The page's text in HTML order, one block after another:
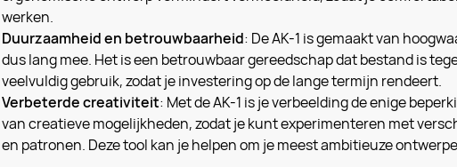
werken.
Duurzaamheid en betrouwbaarheid: De AK-1 is gemaakt van
dus lang mee. Het is een betrouwbaar gereedschap dat bestand is
veelvuldig gebruik, zodat je investering op de lange termijn rendeert.
Verbeterde creativiteit: Met de AK-1 is je verbeelding de enige
van creatieve mogelijkheden, zodat je kunt experimenteren met
en patronen. Deze tool kan je helpen om je meest ambitieuze